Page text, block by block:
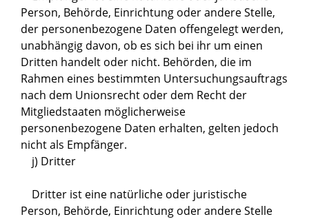
Person, Behörde, Einrichtung oder andere Stelle,
der personenbezogene Daten offengelegt werden,
unabhängig davon, ob es sich bei ihr um einen
Dritten handelt oder nicht. Behörden, die im
Rahmen eines bestimmten Untersuchungsauftrags
nach dem Unionsrecht oder dem Recht der
Mitgliedstaaten möglicherweise
personenbezogene Daten erhalten, gelten jedoch
nicht als Empfänger.
j) Dritter
Dritter ist eine natürliche oder juristische
Person, Behörde, Einrichtung oder andere Stelle